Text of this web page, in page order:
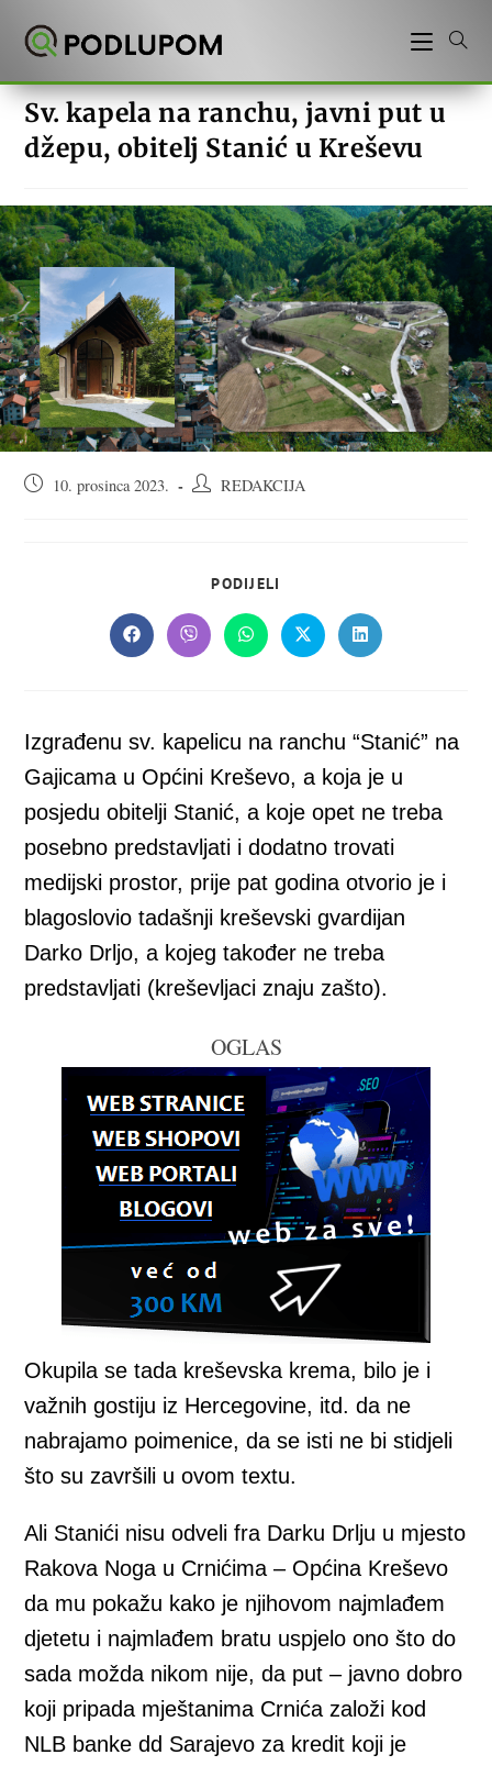
Sv. kapela na ranchu, javni put u
džepu, obitelj Stanić u Kreševu
Objava10. prosinca 2023.
AutorREDAKCIJA
PODIJELI
CONTENT
Opens
in
Opens
in
Opens
in
Opens
in
Opens
in
Izgrađenu sv. kapelicu na ranchu “Stanić” na
Gajicama u Općini Kreševo, a koja je u
posjedu obitelji Stanić, a koje opet ne treba
posebno predstavljati i dodatno trovati
medijski prostor, prije pat godina otvorio je i
blagoslovio tadašnji kreševski gvardijan
Darko Drljo, a kojeg također ne treba
predstavljati (kreševljaci znaju zašto).
OGLAS
Okupila se tada kreševska krema, bilo je i
važnih gostiju iz Hercegovine, itd. da ne
nabrajamo poimenice, da se isti ne bi stidjeli
što su završili u ovom textu.
Ali Stanići nisu odveli fra Darku Drlju u mjesto
Rakova Noga u Crnićima – Općina Kreševo
da mu pokažu kako je njihovom najmlađem
djetetu i najmlađem bratu uspjelo ono što do
sada možda nikom nije, da put – javno dobro
koji pripada mještanima Crnića založi kod
NLB banke dd Sarajevo za kredit koji je